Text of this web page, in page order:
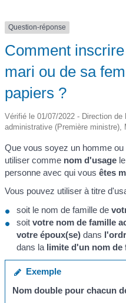
Question-réponse
Comment
mari ou de sa
papiers ?
Vérifié le 01/07/2022 - Direction de
administrative (Première ministre),
Que vous soyez un homme
utiliser comme nom d'usage le
personne avec qui vousêtes
Vous pouvez utiliser à titre
soit le nom de famille de
soitvotre nom de famille
votre époux(se) dans
dans la limite d'un nom de
Exemple
Nom double pour chacun